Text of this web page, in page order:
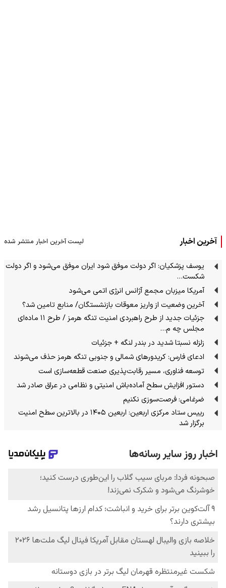
آخرین اخبار لیست آخرین اخبار منتشر شده
یوسف پزشکیان: اگر دولت موفق شود ایران موفق می‌شود و اگر دولت
شکست…
آمریکا میزبان مجمع آژانس انرژی اتمی می‌شود
آخرین وضعیت از واریز معوقات بازنشستگان/ منابع تامین شد؟
جزئیات جدید از طرح راهبردی امنیت تنگه هرمز / طرح ۱۱ ماده‌ای
مجلس چه م…
زلزله نسبتا شدید در بندر لنگه + جزئیات
ادعای فارس: کریدورهای شمالی و جنوبی تنگه هرمز حذف می‌شوند
توسعه فناوری، مسیر رقابت‌پذیری صنعت قطعه‌سازی است
دستور افزایش سطح آماده‌باش امنیتی و نظامی در عراق صادر شد
ضرغامی: فرصت‌سوزی نکنیم
رییس ستاد مرکزی اربعین: اربعین ۱۴۰۵ در بالاترین سطح امنیت
برگزار شد